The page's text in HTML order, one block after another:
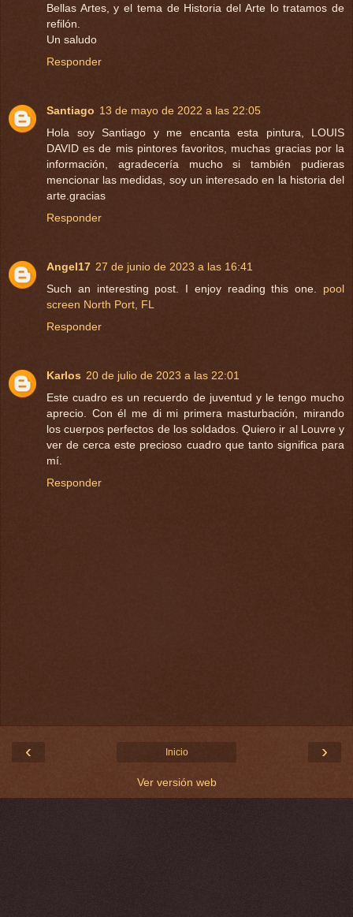
Bellas Artes, y el tema de Historia del Arte lo tratamos de
refilón.
Un saludo
Responder
Santiago 13 de mayo de 2022 a las 22:05
Hola soy Santiago y me encanta esta pintura, LOUIS
DAVID es de mis pintores favoritos, muchas gracias por la
información, agradecería mucho si también pudieras
mencionar las medidas, soy un interesado en la historia del
arte.gracias
Responder
Angel17 27 de junio de 2023 a las 16:41
Such an interesting post. I enjoy reading this one. pool
screen North Port, FL
Responder
Karlos 20 de julio de 2023 a las 22:01
Este cuadro es un recuerdo de juventud y le tengo mucho
aprecio. Con él me di mi primera masturbación, mirando
los cuerpos perfectos de los soldados. Quiero ir al Louvre y
ver de cerca este precioso cuadro que tanto significa para
mí.
Responder
‹ ›
Inicio
Ver versión web